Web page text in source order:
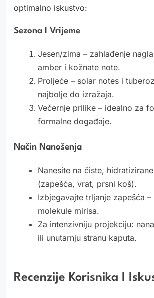
optimalno iskustvo:
Sezona I Vrijeme
Jesen/zima – zahlađenje
amber i kožnate note.
Proljeće – solar notes i
najbolje do izražaja.
Večernje prilike – idealno za
formalne događaje.
Način Nanošenja
Nanesite na čiste,
(zapešća, vrat, prsni koš).
Izbjegavajte trljanje zapešća –
molekule mirisa.
Za intenzivniju projekciju:
ili unutarnju stranu kaputa.
Recenzije Korisnika I